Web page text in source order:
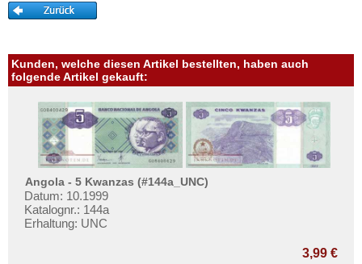
Singapur
Straits Settlements
Südkorea
Syrien
Tadschikistan
Taiwan
Thailand
Kontakt
Informationen
Preislisten
Ankauf
Erhaltungsgrade
Gratisbanknoten
FAQ
Mehr über...
Kunden, welche diesen Artikel bestellten, haben auch
folgende Artikel gekauft:
Angola - 5 Kwanzas (#144a_UNC)
Datum: 10.1999
Katalognr.: 144a
Erhaltung: UNC
3,99 €